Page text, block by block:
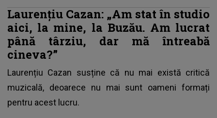
Laurențiu Cazan: „Am stat în studio
aici, la mine, la Buzău. Am lucrat
până târziu, dar mă întreabă
cineva?”
Laurențiu Cazan susține că nu mai există critică
muzicală, deoarece nu mai sunt oameni formați
pentru acest lucru.